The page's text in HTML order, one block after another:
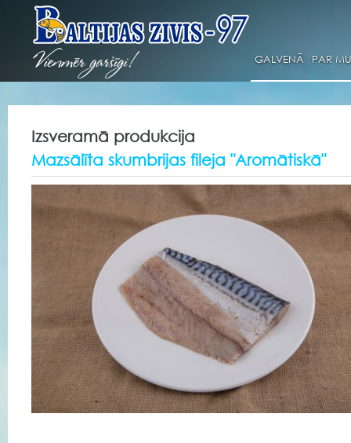
GALVENĀ PAR
Izsveramā produkcija
Mazsālīta skumbrijas fileja "Aromātiskā"